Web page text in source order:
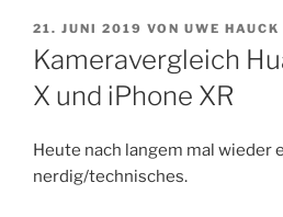
VERÖFFENTLICHT
AM
21. JUNI 2019 VON UWE HAUCK
Kameravergleich
X und iPhone XR
Heute nach langem mal wieder
nerdig/technisches.